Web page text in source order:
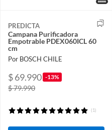
PREDICTA
Campana Purificadora
Empotrable PDEX060ICL 60
cm
Por BOSCH CHILE
$ 69.990 -13%
$ 79.990
(1)